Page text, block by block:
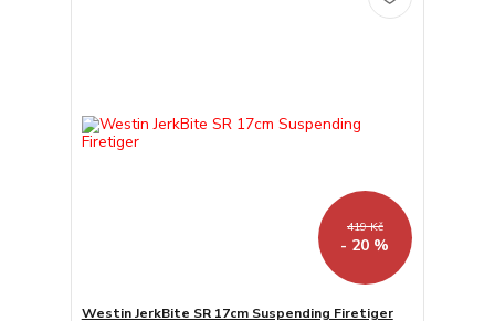
419 Kč
- 20 %
Westin JerkBite SR 17cm Suspending Firetiger